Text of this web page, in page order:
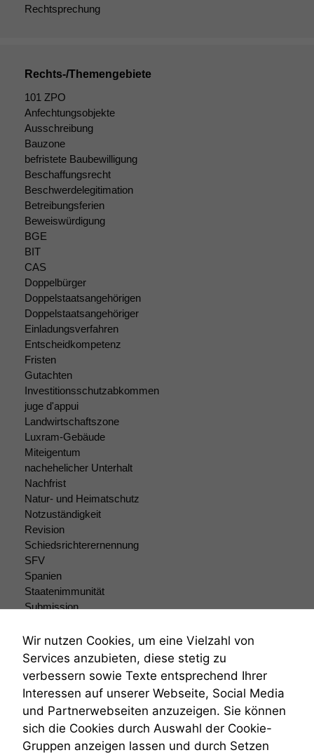
Rechtsprechung
Rechts-/Themengebiete
101 ZPO
Anfechtungsobjekte
Ausschreibung
Bauzone
befristete Baubewilligung
Beschaffungsrecht
Beschwerdelegitimation
Betreibungsferien
Beweiswürdigung
BGE
BIT
CAS
Doppelbürger
Doppelstaatsangehörigen
Doppelstaatsangehöriger
Einladungsverfahren
Entscheidkompetenz
Fristen
Gutachten
Investitionsschutzabkommen
juge d'appui
Landwirtschaftszone
Luxram-Gebäude
Miteigentum
nachehelicher Unterhalt
Nachfrist
Natur- und Heimatschutz
Notzuständigkeit
Revision
Schiedsrichterernennung
SFV
Spanien
Staatenimmunität
Submission
Teilungsklage
Venezuela
VRK
Wiederherstellungsanordnung
Zivilprozessordnung
ZPO
Zustellfiktion
Zuständigkeit
Wir nutzen Cookies, um eine Vielzahl von
Services anzubieten, diese stetig zu
verbessern sowie Texte entsprechend Ihrer
Interessen auf unserer Webseite, Social Media
und Partnerwebseiten anzuzeigen. Sie können
sich die Cookies durch Auswahl der Cookie-
Gruppen anzeigen lassen und durch Setzen
verbessern,
zeichnen
wir
anonyme
statistische
Daten auf.